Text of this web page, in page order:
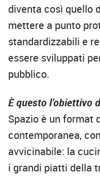
diventa così quello
mettere a punto
standardizzabili e
essere sviluppati
pubblico.
È questo l’obiettivo
Spazio è un format
contemporanea,
avvicinabile: la
i grandi piatti della